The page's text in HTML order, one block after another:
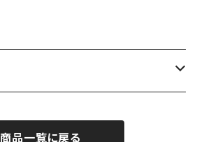
商品一覧に戻る